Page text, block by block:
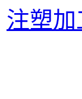
注塑加